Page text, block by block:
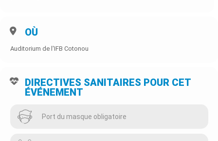
OÙ
Auditorium de l'IFB Cotonou
DIRECTIVES SANITAIRES POUR CET
ÉVÉNEMENT
Port du masque obligatoire